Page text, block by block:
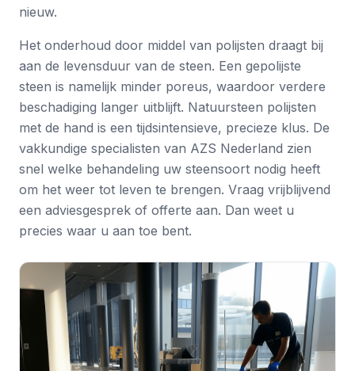
nieuw.
Het onderhoud door middel van polijsten draagt bij
aan de levensduur van de steen. Een gepolijste
steen is namelijk minder poreus, waardoor verdere
beschadiging langer uitblijft. Natuursteen polijsten
met de hand is een tijdsintensieve, precieze klus. De
vakkundige specialisten van AZS Nederland zien
snel welke behandeling uw steensoort nodig heeft
om het weer tot leven te brengen. Vraag vrijblijvend
een adviesgesprek of offerte aan. Dan weet u
precies waar u aan toe bent.